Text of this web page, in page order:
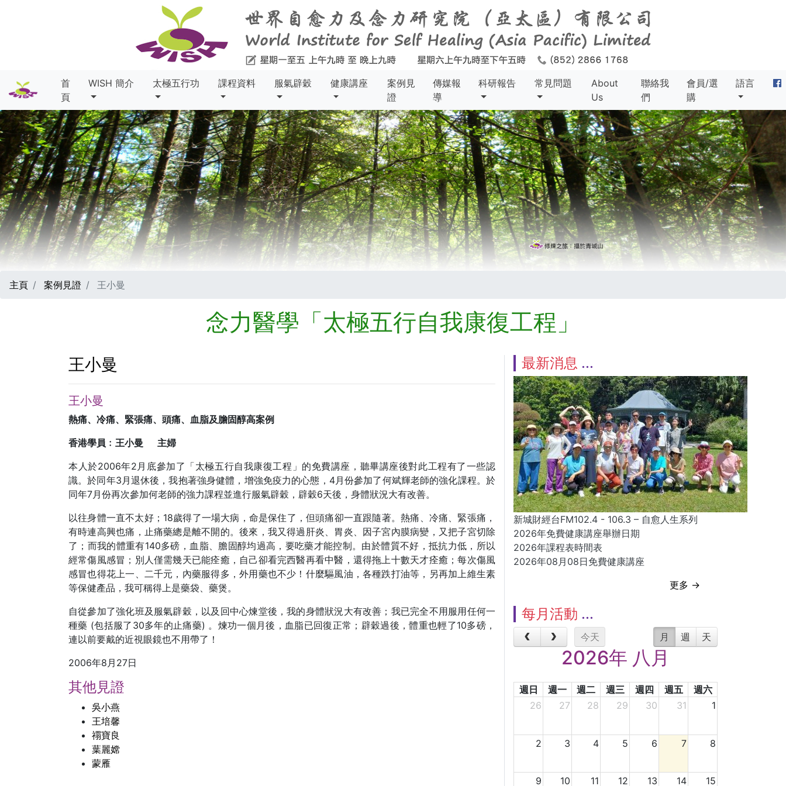
首
頁
WISH 簡介 太極五行功 課程資料 服氣辟穀 健康講座
案例見
證
傳媒報
導
科研報告 常見問題
About
Us
聯絡我
們
會員/選
購
語言
主頁 案例見證 王小曼
念力醫學「太極五行自我康復工程」
王小曼
王小曼
熱痛、冷痛、緊張痛、頭痛、血脂及膽固醇高案例
香港學員﹕王小曼 主婦
本人於2006年2月底參加了「太極五行自我康復工程」的免費講座，聽畢講座後對此工程有了一些認
識。於同年3月退休後，我抱著強身健體，增強免疫力的心態，4月份參加了何斌輝老師的強化課程。於
同年7月份再次參加何老師的強力課程並進行服氣辟穀，辟穀6天後，身體狀況大有改善。
以往身體一直不太好；18歲得了一場大病，命是保住了，但頭痛卻一直跟隨著。熱痛、冷痛、緊張痛，
有時連高興也痛，止痛藥總是離不開的。後來，我又得過肝炎、胃炎、因子宮內膜病變，又把子宮切除
了；而我的體重有140多磅，血脂、膽固醇均過高，要吃藥才能控制。由於體質不好，抵抗力低，所以
經常傷風感冒；別人僅需幾天已能痊癒，自己卻看完西醫再看中醫，還得拖上十數天才痊癒；每次傷風
感冒也得花上一、二千元，內藥服得多，外用藥也不少！什麼驅風油，各種跌打油等，另再加上維生素
等保健產品，我可稱得上是藥袋、藥煲。
自從參加了強化班及服氣辟穀，以及回中心煉堂後，我的身體狀況大有改善；我已完全不用服用任何一
種藥 (包括服了30多年的止痛藥) 。煉功一個月後，血脂已回復正常；辟穀過後，體重也輕了10多磅，
連以前要戴的近視眼鏡也不用帶了！
2006年8月27日
其他見證
吳小燕
王培馨
禤寶良
葉麗嫦
蒙雁
最新消息
新城財經台FM102.4 - 106.3 – 自愈人生系列
2026年免費健康講座舉辦日期
2026年課程表時間表
2026年08月08日免費健康講座
更多 →
每月活動
今天 月 週 天
2026年 八月
週日 週一 週二 週三 週四 週五
週六
26
27 28 29 30 31 1
2 3 4 5 6 7 8
9 10 11 12 13 14 15